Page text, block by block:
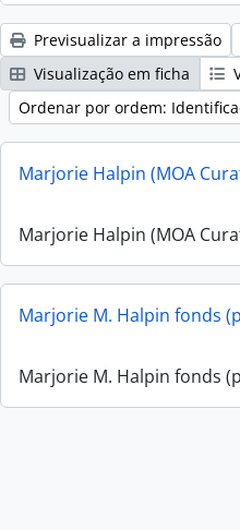
Previsualizar a impressão
Visualização em ficha
Ordenar por ordem:
Marjorie Halpin (MOA
Marjorie Halpin (MOA
Marjorie M. Halpin fonds
Marjorie M. Halpin fonds